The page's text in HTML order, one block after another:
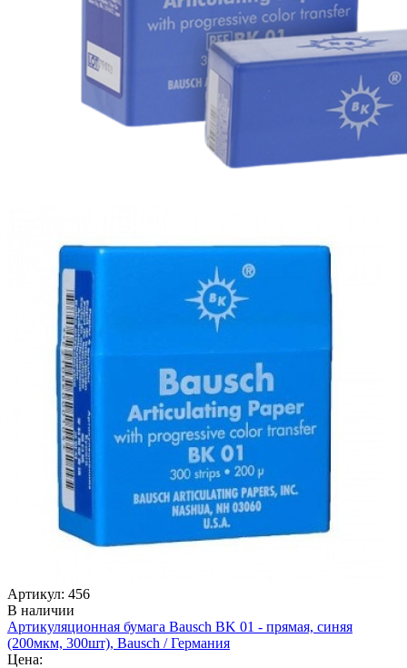
Артикул: 456
В наличии
Артикуляционная бумага Bausch BK 01 - прямая, синяя
(200мкм, 300шт), Bausch / Германия
Цена: